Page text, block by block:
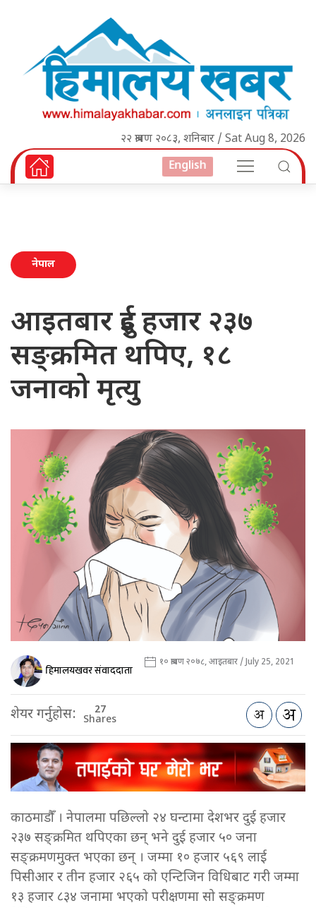
२२ श्रावण २०८३, शनिबार / Sat Aug 8, 2026
English
नेपाल
आइतबार दुई हजार २३७
सङ्क्रमित थपिए, १८
जनाको मृत्यु
हिमालयखवर संवाददाता १० श्रावण २०७८, आइतबार / July 25, 2021
शेयर गर्नुहोस: 27
Shares
काठमाडौँ । नेपालमा पछिल्लो २४ घन्टामा देशभर दुई हजार
२३७ सङ्क्रमित थपिएका छन् भने दुई हजार ५० जना
सङ्क्रमणमुक्त भएका छन् । जम्मा १० हजार ५६९ लाई
पिसीआर र तीन हजार २६५ को एन्टिजिन विधिबाट गरी जम्मा
१३ हजार ८३४ जनामा भएको परीक्षणमा सो सङ्क्रमण